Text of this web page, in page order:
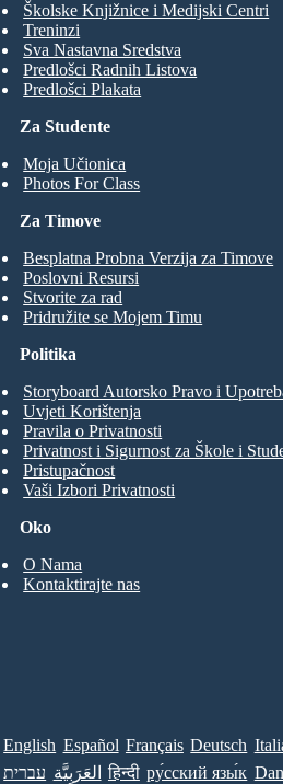
Za Studente
Moja Učionica
Photos For Class
Školske Knjižnice i Medijski Centri
Treninzi
Sva Nastavna Sredstva
Predlošci Radnih Listova
Predlošci Plakata
Za Timove
Besplatna Probna Verzija za Timove
Poslovni Resursi
Stvorite za rad
Pridružite se Mojem Timu
Oko
O Nama
Kontaktirajte nas
Politika
Storyboard Autorsko Pravo i
Uvjeti Korištenja
Pravila o Privatnosti
Privatnost i Sigurnost za Škole i
Pristupačnost
Vaši Izbori Privatnosti
English Español Français Deutsch
עברית العَرَبِيَّة हिन्दी ру́сский язы́к